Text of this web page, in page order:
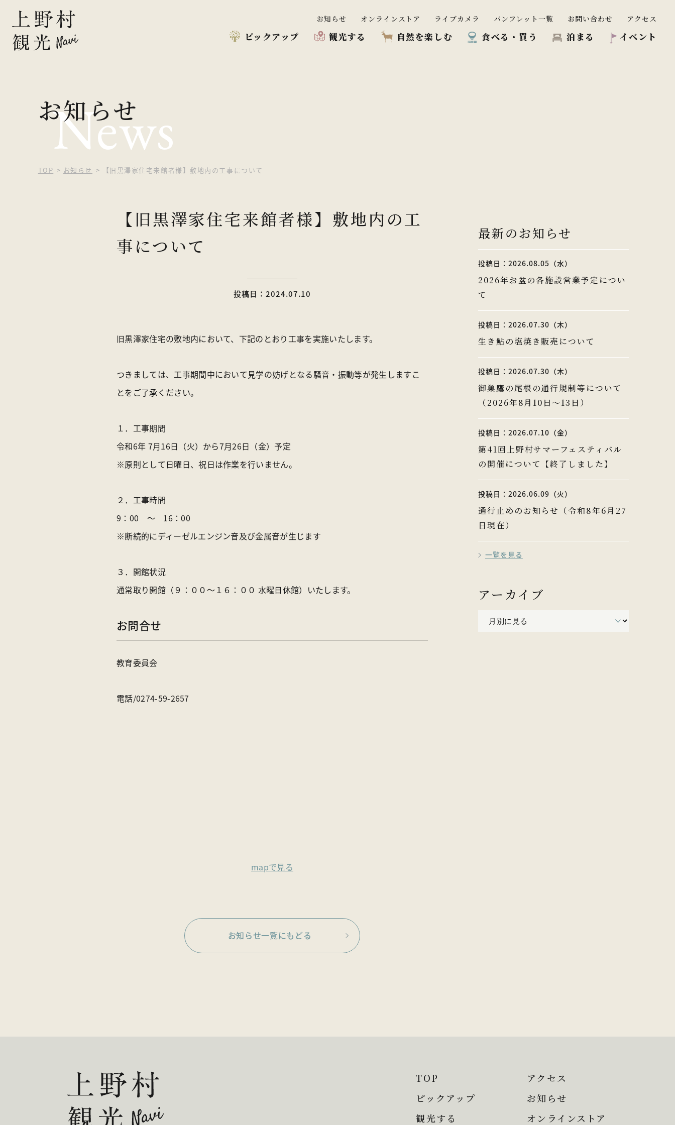
お知らせ オンラインストア ライブカメラ パンフレット一覧 お問い合わせ アクセス
ピックアップ 観光する 自然を楽しむ 食べる・買う 泊まる イベント
自然を楽しむ
イベント
アクセス
一般社団法人 上野村産業情報センター
お知らせ
News
TOP お知らせ 【旧黒澤家住宅来館者様】敷地内の工事について
【旧黒澤家住宅来館者様】敷地内の工
事について
投稿日：2024.07.10
旧黒澤家住宅の敷地内において、下記のとおり工事を実施いたします。
つきましては、工事期間中において見学の妨げとなる騒音・振動等が発生しますこ
とを ご了承ください。
１． 工事期間
令和6年 7月16日 （火） から7月26日 （金） 予定
※原則として日曜日、祝日は作業を行いません。
２． 工事時間
9：00 ～ 16：00
※断続的にディーゼルエンジン音及び金属音が生じます
３．開館状況
通常取り開館（９：００～１６：００ 水曜日休館） いたします。
お問合せ
教育委員会
電話/0274-59-2657
mapで見る
お知らせ一覧にもどる
最新のお知らせ
投稿日：2026.08.05（水）
2026年お盆の各施設営業予定につい
て
投稿日：2026.07.30（木）
生き鮎の塩焼き販売について
投稿日：2026.07.30（木）
御巣鷹の尾根の通行規制等について
（2026年8月10日～13日）
投稿日：2026.07.10（金）
第41回上野村サマーフェスティバル
の開催について【終了しました】
投稿日：2026.06.09（火）
通行止めのお知らせ（令和8年6月27
日現在）
一覧を見る
アーカイブ
TOP
ピックアップ
観光する
アクセス
お知らせ
オンラインストア